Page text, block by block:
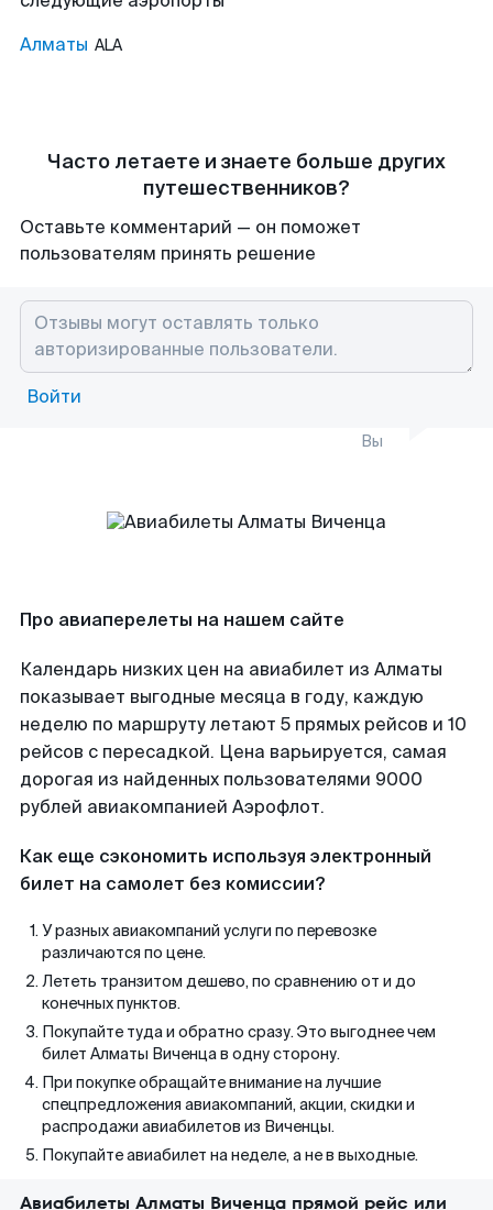
Алматы ALA
Часто летаете и знаете больше других
путешественников?
Оставьте комментарий — он поможет
пользователям принять решение
Войти
Вы
Про авиаперелеты на нашем сайте
Календарь низких цен на авиабилет из Алматы
показывает выгодные месяца в году, каждую
неделю по маршруту летают 5 прямых рейсов и 10
рейсов с пересадкой. Цена варьируется, самая
дорогая из найденных пользователями 9000
рублей авиакомпанией Аэрофлот.
Как еще сэкономить используя электронный
билет на самолет без комиссии?
У разных авиакомпаний услуги по перевозке
различаются по цене.
Лететь транзитом дешево, по сравнению от и до
конечных пунктов.
Покупайте туда и обратно сразу. Это выгоднее чем
билет Алматы Виченца в одну сторону.
При покупке обращайте внимание на лучшие
спецпредложения авиакомпаний, акции, скидки и
распродажи авиабилетов из Виченцы.
Покупайте авиабилет на неделе, а не в выходные.
Авиабилеты Алматы Виченца прямой рейс или